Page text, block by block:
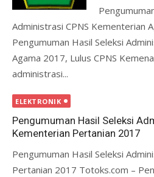
Administrasi CPNS Kementerian
Pengumuman Hasil Seleksi
Agama 2017, Lulus CPNS
administrasi...
ELEKTRONIK
Pengumuman Hasil Seleksi
Kementerian Pertanian 2017
Pengumuman Hasil Seleksi
Pertanian 2017 Totoks.com –